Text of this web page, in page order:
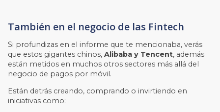
También en el negocio de las Fintech
Si profundizas en el informe que te mencionaba, verás
que estos gigantes chinos,Alibaba y Tencent, además
están metidos en muchos otros sectores más allá del
negocio de pagos por móvil.
Están detrás creando, comprando o invirtiendo en
iniciativas como: